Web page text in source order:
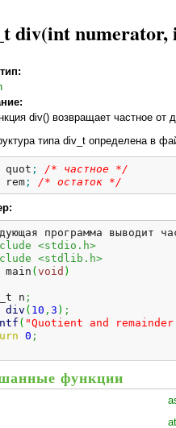
div(int numerator,
div() возвращает частное от
типа div_t определена в
quot ;
/* частное */
rem ; /* остаток */
программа выводит
<stdio.h>
<stdlib.h>
main ( void )
n ;
div ( 10 , 3 ) ;
( "Quotient and remainder:
0 ;
функции